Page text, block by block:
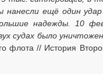
нанесли ещё один
надежды. 10
судах было
флота // История